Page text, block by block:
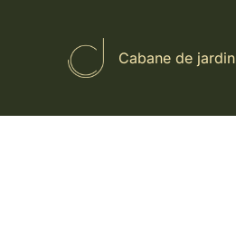
Cabane de jardin